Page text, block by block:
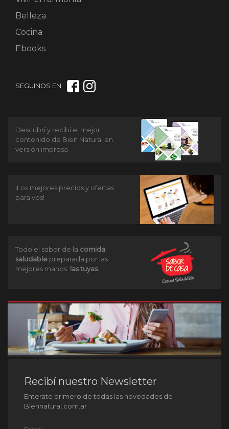
Belleza
Cocina
Ebooks
SEGUINOS EN:
Descubrí y recibí el mejor
contenido de Bien Natural en
versión impresa
¡Los mejores precios y ofertas
para vos!
Todo el sabor de la comida
saludable preparada por las
mejores manos: las tuyas.
Recibí nuestro Newsletter
Enterate primero de todas las novedades de
Biennatural.com.ar